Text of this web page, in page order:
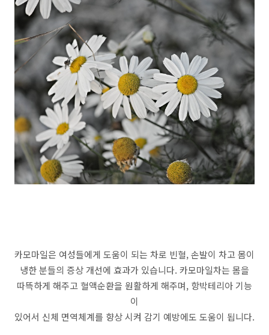
카모마일은 여성들에게 도움이 되는 차로 빈혈, 손발이 차고 몸이
냉한 분들의 증상 개선에 효과가 있습니다. 카모마일차는 몸을
따뜩하게 해주고 혈액순환을 원활하게 해주며, 항박테리아 기능
이
있어서 신체 면역체계를 향상 시켜 감기 예방에도 도움이 됩니다.